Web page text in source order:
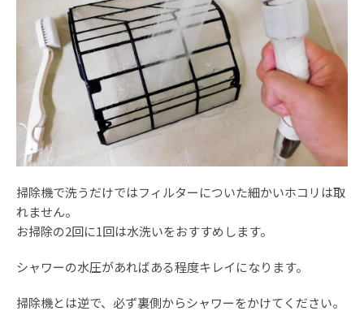
掃除機で洗うだけではフィルターについた細かいホコリは取
れません。
お掃除の2回に1回は水洗いをおすすめします。
シャワーの水圧があればある程度キレイになります。
掃除機とは逆で、必ず裏側からシャワーをかけてください。